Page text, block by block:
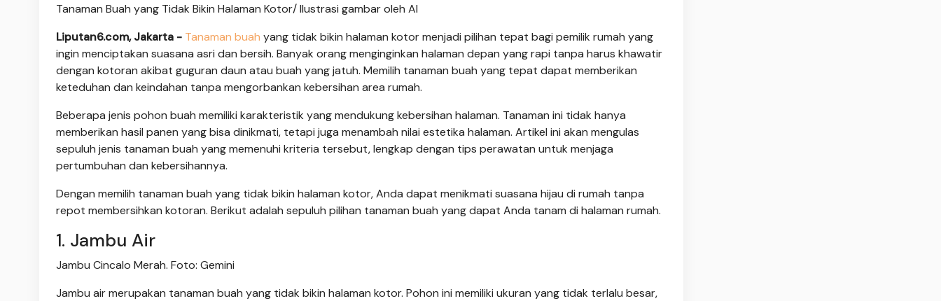
Tanaman Buah yang Tidak Bikin Halaman Kotor/ Ilustrasi gambar oleh AI
Liputan6.com, Jakarta - Tanaman buah yang tidak bikin halaman kotor menjadi pilihan tepat bagi pemilik rumah yang
ingin menciptakan suasana asri dan bersih. Banyak orang menginginkan halaman depan yang rapi tanpa harus khawatir
dengan kotoran akibat guguran daun atau buah yang jatuh. Memilih tanaman buah yang tepat dapat memberikan
keteduhan dan keindahan tanpa mengorbankan kebersihan area rumah.
Beberapa jenis pohon buah memiliki karakteristik yang mendukung kebersihan halaman. Tanaman ini tidak hanya
memberikan hasil panen yang bisa dinikmati, tetapi juga menambah nilai estetika halaman. Artikel ini akan mengulas
sepuluh jenis tanaman buah yang memenuhi kriteria tersebut, lengkap dengan tips perawatan untuk menjaga
pertumbuhan dan kebersihannya.
Dengan memilih tanaman buah yang tidak bikin halaman kotor, Anda dapat menikmati suasana hijau di rumah tanpa
repot membersihkan kotoran. Berikut adalah sepuluh pilihan tanaman buah yang dapat Anda tanam di halaman rumah.
1. Jambu Air
Jambu Cincalo Merah. Foto: Gemini
Jambu air merupakan tanaman buah yang tidak bikin halaman kotor. Pohon ini memiliki ukuran yang tidak terlalu besar,